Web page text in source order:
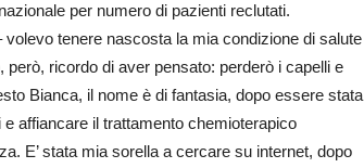
per numero di pazienti reclutati.
tenere nascosta la mia condizione di salute
ricordo di aver pensato: perderò i capelli e
Bianca, il nome è di fantasia, dopo essere stata
affiancare il trattamento chemioterapico
E’ stata mia sorella a cercare su internet, dopo